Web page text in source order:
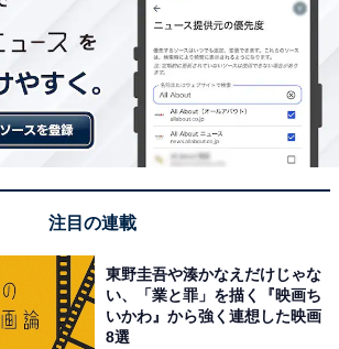
注目の連載
東野圭吾や湊かなえだけじゃな
い、「業と罪」を描く『映画ち
いかわ』から強く連想した映画
8選